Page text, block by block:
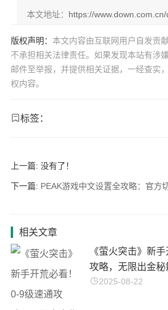
本文地址： https://
版权声明： 本文内容由互联网用户自发贡
不承担相关法律责任。如果发现本站有涉
邮件至举报，并提供相关证据，一经查实
权内容。
标签：
上一篇: 没有了！
下一篇: PEAK游戏中文设置全攻略：官方切换+汉化
相关文章
《萤火突击》新
攻略，无限出金
2025-08-22